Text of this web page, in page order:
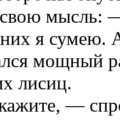
мысль:
них я сумею.
мощный
лисиц.
—